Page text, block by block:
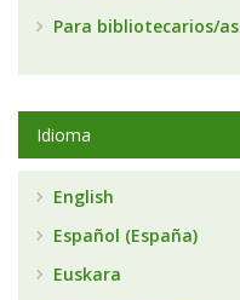
Para bibliotecarios/as
Idioma
English
Español (España)
Euskara